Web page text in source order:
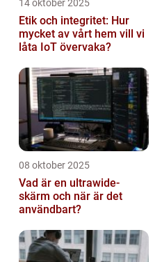
14 oktober 2025
Etik och integritet: Hur
mycket av vårt hem vill vi
låta IoT övervaka?
08 oktober 2025
Vad är en ultrawide-
skärm och när är det
användbart?